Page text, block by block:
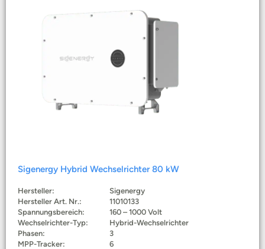
Sigenergy Hybrid Wechselrichter 80 kW
Hersteller:
Sigenergy
Hersteller Art. Nr.:
11010133
Spannungsbereich:
160 – 1000 Volt
Wechselrichter-Typ:
Hybrid-Wechselrichter
Phasen:
3
MPP-Tracker:
6